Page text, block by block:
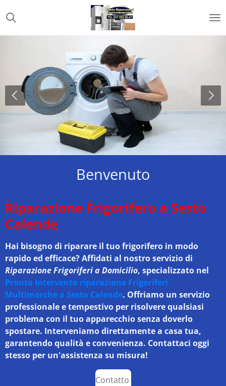
al
contenuto
Benvenuto
Riparazione Frigorifero a Sesto
Calende
Hai bisogno di riparare il tuo frigorifero in modo
rapido ed efficace? Affidati al nostro servizio di
Riparazione Frigoriferi a Domicilio, specializzato nel
Pronto Intervento riparazione Frigoriferi
Multimarche a Sesto Calende. Offriamo un servizio
professionale e tempestivo per risolvere qualsiasi
problema con il tuo apparecchio senza doverlo
spostare. Interveniamo direttamente a casa tua,
garantendo qualità e convenienza. Contattaci oggi
stesso per un'assistenza su misura!
Contatto